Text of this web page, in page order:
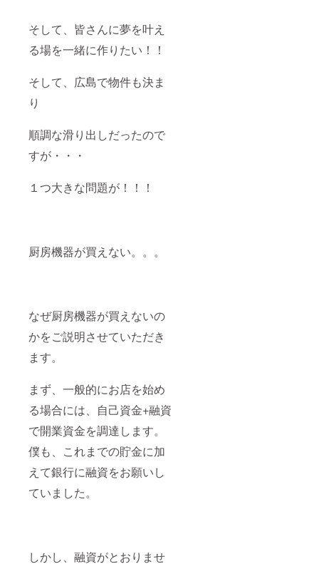
そして、皆さんに夢を叶え
る場を一緒に作りたい！！
そして、広島で物件も決ま
り
順調な滑り出しだったので
すが・・・
１つ大きな問題が！！！
厨房機器が買えない。。。
なぜ厨房機器が買えないの
かをご説明させていただき
ます。
まず、一般的にお店を始め
る場合には、自己資金+融資
で開業資金を調達します。
僕も、これまでの貯金に加
えて銀行に融資をお願いし
ていました。
しかし、融資がとおりませ